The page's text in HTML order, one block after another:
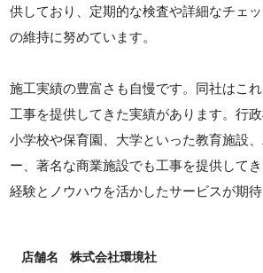
供しており、定期的な検査や詳細なチェ
の維持に努めています。
施工実績の豊富さも自慢です。同社はこ
工事を提供してきた実績があります。行
小学校や保育園、大学といった教育施設
ー、著名な商業施設でも工事を提供してき
経験とノウハウを活かしたサービスが期待
店舗名 株式会社環境社